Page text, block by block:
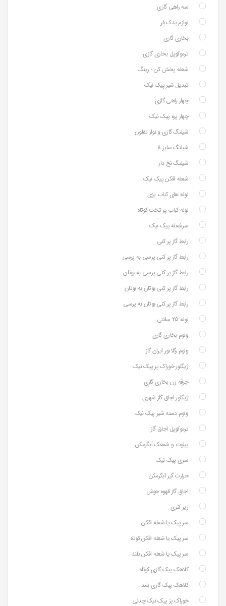
سه راهی گازی
لوازم یدک فر
بخاری گازی
ترموکوپل بخاری گازی
شعله پخش کن - رینگ
تبدیل شیر پیک نیک
چهار راهی گازی
چهار پره پیک نیک
شیلنگ گازی و نوار تفلون
شیلنگ سایز 8
شیلنگ نخ دار
شعله افکن پیک نیک
لوله های کباب پزی
لوله کباب پز تخت کوتاه
سرشعله پیک نیک
رابط گاز پر کنی
رابط گاز پر کنی پرسی به پرسی
رابط گاز پر کنی پرسی به بوتان
رابط گاز پر کنی بوتان به بوتان
رابط گاز پر کنی بوتان به پرسی
لوله 25 سانتی
ولوم بخاری گازی
ولوم رگلاتور ایران گاز
ژیگلور خوراک پز پیک نیک
جرقه زن بخاری گازی
ژیگلور اجاق گاز شهری
ولوم دسته شیر پیک نیک
ترموکوپل اجاق گاز
پیلوت و شمعک آبگرمکن
سری پیک نیک
حرارت گیر آبگرمکن
اجاق گاز قهوه جوش
زیر کتری
سر پیک یا شعله افکن
سر پیک یا شعله افکن کوتاه
سر پیک یا شعله افکن بلند
کلاهک پیک گازی کوتاه
کلاهک پیک گازی بلند
خوراک پز پیک نیک چدنی